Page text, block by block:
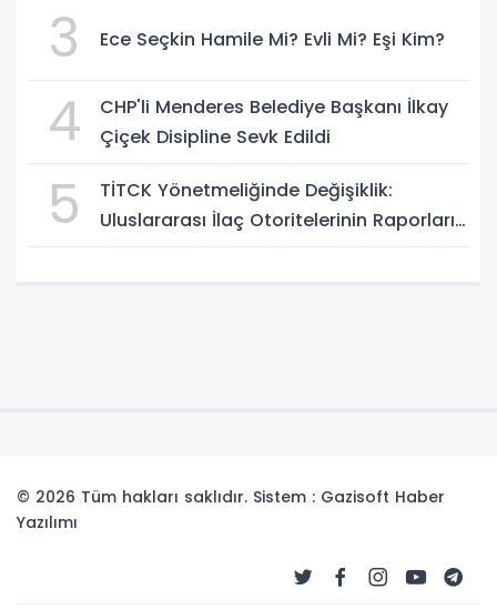
3 Ece Seçkin Hamile Mi? Evli Mi? Eşi Kim?
4
CHP'li Menderes Belediye Başkanı İlkay
Çiçek Disipline Sevk Edildi
5
TİTCK Yönetmeliğinde Değişiklik:
Uluslararası İlaç Otoritelerinin Raporları
© 2026 Tüm hakları saklıdır. Sistem : Gazisoft Haber
Yazılımı